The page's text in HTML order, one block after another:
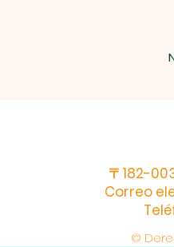
〒182-
Correo
©